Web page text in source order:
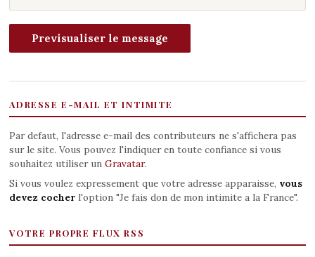
ADRESSE E-MAIL ET INTIMITE
Par defaut, l'adresse e-mail des contributeurs ne s'affichera pas
sur le site. Vous pouvez l'indiquer en toute confiance si vous
souhaitez utiliser un Gravatar.
Si vous voulez expressement que votre adresse apparaisse, vous
devez cocherl'option "Je fais don de mon intimite a la France".
VOTRE PROPRE FLUX RSS